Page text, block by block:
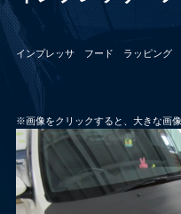
インプレッサ フード ラッピング
※画像をクリックすると、大きな画像